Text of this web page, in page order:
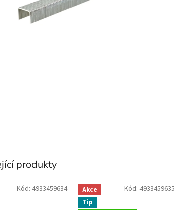
produkty
Kód: 4933459634
Akce
Tip
Kód: 4933459635